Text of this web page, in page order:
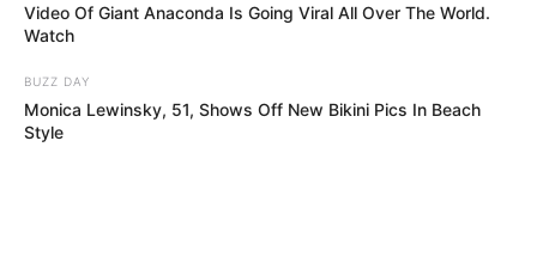
Ausflugsziele, Sehenswürdigkeiten, Freizeitziele
und Museen in und im Umkreis der
Umkreissuche Tourismus Gelnhausen
Video Of Giant Anaconda Is Going Viral All Over The World.
Watch
BUZZ DAY
Monica Lewinsky, 51, Shows Off New Bikini Pics In Beach
Style